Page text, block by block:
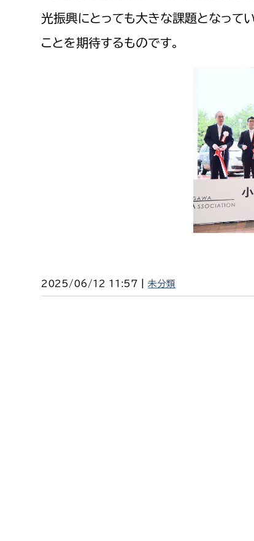
土木管理課
下水道整備課
教
教
光振興にとっても大きな課題となって
ことを期待するものです。
2025/06/12 11:57 |未分類